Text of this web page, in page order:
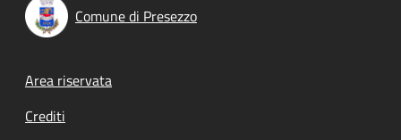
Comune di Presezzo
Footer menu
Area riservata
Crediti